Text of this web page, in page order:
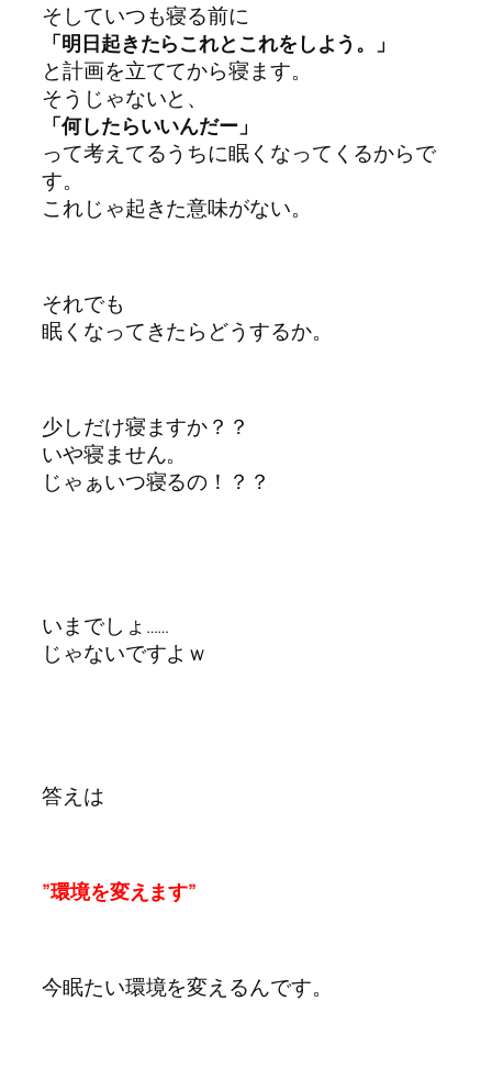
そしていつも寝る前に
「明日起きたらこれとこれをしよう。」
と計画を立ててから寝ます。
そうじゃないと、
「何したらいいんだー」
って考えてるうちに眠くなってくるからで
す。
これじゃ起きた意味がない。
それでも
眠くなってきたらどうするか。
少しだけ寝ますか？？
いや寝ません。
じゃぁいつ寝るの！？？
いまでしょ……
じゃないですよｗ
答えは
”環境を変えます”
今眠たい環境を変えるんです。